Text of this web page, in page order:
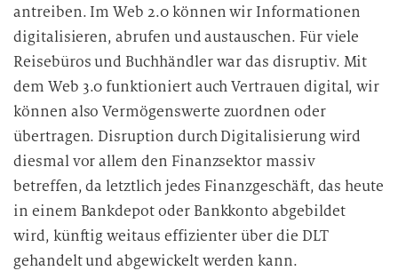
antreiben. Im Web 2.0 können wir Informationen
digitalisieren, abrufen und austauschen. Für viele
Reisebüros und Buchhändler war das disruptiv. Mit
dem Web 3.0 funktioniert auch Vertrauen digital, wir
können also Vermögenswerte zuordnen oder
übertragen. Disruption durch Digitalisierung wird
diesmal vor allem den Finanzsektor massiv
betreffen, da letztlich jedes Finanzgeschäft, das heute
in einem Bankdepot oder Bankkonto abgebildet
wird, künftig weitaus effizienter über die DLT
gehandelt und abgewickelt werden kann.